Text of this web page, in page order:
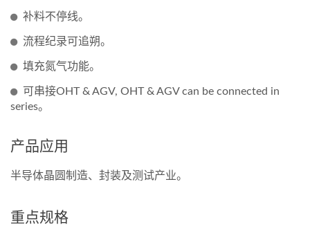
补料不停线。
流程纪录可追朔。
填充氮气功能。
可串接OHT & AGV, OHT & AGV can be connected in
series。
产品应用
半导体晶圆制造、封装及测试产业。
重点规格